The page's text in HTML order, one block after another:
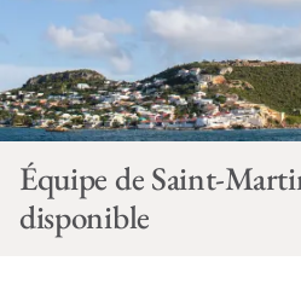
Équipe de Saint-
disponible